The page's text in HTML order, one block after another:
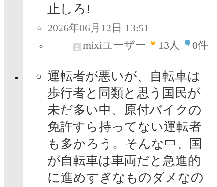
止しろ!
2026年06月12日 13:51
mixiユーザー
13人 0件
運転者が悪いが、自転車は
歩行者と同類と思う国民が
未だ多い中、原付バイクの
免許すら持ってない運転者
も多かろう。そんな中、国
が自転車は車両だと急進的
に進めすぎなものダメなの